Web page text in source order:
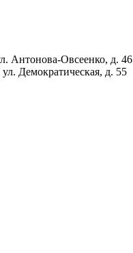
Антонова-Овсеенко, д. 46
ул. Демократическая, д. 55